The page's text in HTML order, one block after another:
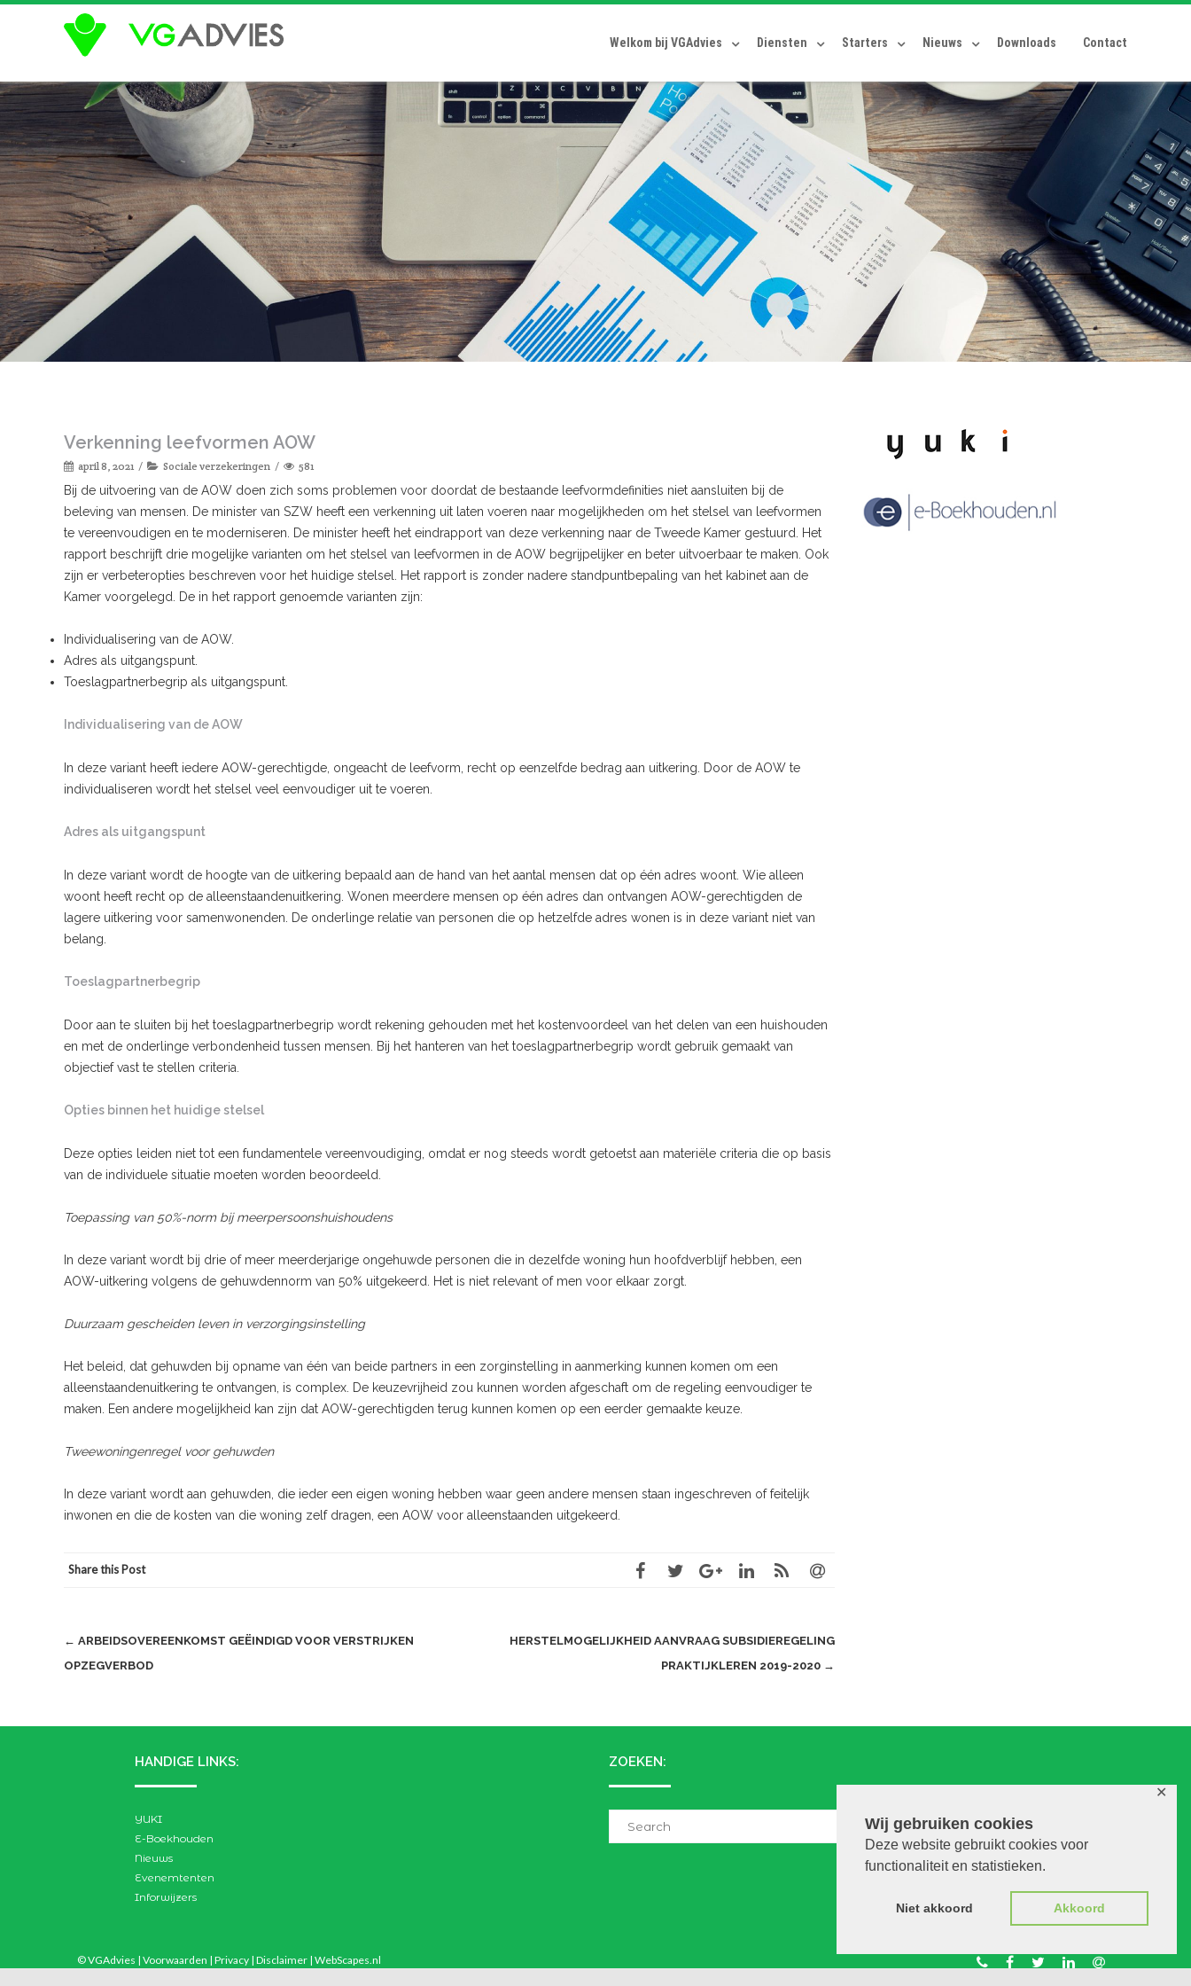
Wij gebruiken cookies
Deze website gebruikt cookies voor
functionaliteit en statistieken.
Niet akkoord Akkoord
✕
Welkom bij VGAdvies Diensten Starters Nieuws Downloads Contact
Verkenning leefvormen AOW
april 8, 2021 Sociale verzekeringen 581
Bij de uitvoering van de AOW doen zich soms problemen voor doordat de bestaande leefvormdefinities niet aansluiten bij de
beleving van mensen. De minister van SZW heeft een verkenning uit laten voeren naar mogelijkheden om het stelsel van leefvormen
te vereenvoudigen en te moderniseren. De minister heeft het eindrapport van deze verkenning naar de Tweede Kamer gestuurd. Het
rapport beschrijft drie mogelijke varianten om het stelsel van leefvormen in de AOW begrijpelijker en beter uitvoerbaar te maken. Ook
zijn er verbeteropties beschreven voor het huidige stelsel. Het rapport is zonder nadere standpuntbepaling van het kabinet aan de
Kamer voorgelegd. De in het rapport genoemde varianten zijn:
Individualisering van de AOW.
Adres als uitgangspunt.
Toeslagpartnerbegrip als uitgangspunt.
Individualisering van de AOW
In deze variant heeft iedere AOW-gerechtigde, ongeacht de leefvorm, recht op eenzelfde bedrag aan uitkering. Door de AOW te
individualiseren wordt het stelsel veel eenvoudiger uit te voeren.
Adres als uitgangspunt
In deze variant wordt de hoogte van de uitkering bepaald aan de hand van het aantal mensen dat op één adres woont. Wie alleen
woont heeft recht op de alleenstaandenuitkering. Wonen meerdere mensen op één adres dan ontvangen AOW-gerechtigden de
lagere uitkering voor samenwonenden. De onderlinge relatie van personen die op hetzelfde adres wonen is in deze variant niet van
belang.
Toeslagpartnerbegrip
Door aan te sluiten bij het toeslagpartnerbegrip wordt rekening gehouden met het kostenvoordeel van het delen van een huishouden
en met de onderlinge verbondenheid tussen mensen. Bij het hanteren van het toeslagpartnerbegrip wordt gebruik gemaakt van
objectief vast te stellen criteria.
Opties binnen het huidige stelsel
Deze opties leiden niet tot een fundamentele vereenvoudiging, omdat er nog steeds wordt getoetst aan materiële criteria die op basis
van de individuele situatie moeten worden beoordeeld.
Toepassing van 50%-norm bij meerpersoonshuishoudens
In deze variant wordt bij drie of meer meerderjarige ongehuwde personen die in dezelfde woning hun hoofdverblijf hebben, een
AOW-uitkering volgens de gehuwdennorm van 50% uitgekeerd. Het is niet relevant of men voor elkaar zorgt.
Duurzaam gescheiden leven in verzorgingsinstelling
Het beleid, dat gehuwden bij opname van één van beide partners in een zorginstelling in aanmerking kunnen komen om een
alleenstaandenuitkering te ontvangen, is complex. De keuzevrijheid zou kunnen worden afgeschaft om de regeling eenvoudiger te
maken. Een andere mogelijkheid kan zijn dat AOW-gerechtigden terug kunnen komen op een eerder gemaakte keuze.
Tweewoningenregel voor gehuwden
In deze variant wordt aan gehuwden, die ieder een eigen woning hebben waar geen andere mensen staan ingeschreven of feitelijk
inwonen en die de kosten van die woning zelf dragen, een AOW voor alleenstaanden uitgekeerd.
Share this Post
Post
navigation
← ARBEIDSOVEREENKOMST GEËINDIGD VOOR VERSTRIJKEN
OPZEGVERBOD
HERSTELMOGELIJKHEID AANVRAAG SUBSIDIEREGELING
PRAKTIJKLEREN 2019-2020 →
HANDIGE LINKS:
YUKI
E-Boekhouden
Nieuws
Evenemtenten
Inforwijzers
ZOEKEN:
© VGAdvies | Voorwaarden | Privacy | Disclaimer | WebScapes.nl